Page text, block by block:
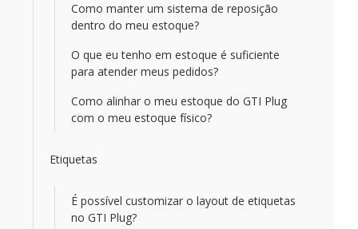
Como manter um sistema de reposição
dentro do meu estoque?
O que eu tenho em estoque é suficiente
para atender meus pedidos?
Como alinhar o meu estoque do GTI Plug
com o meu estoque físico?
Etiquetas
É possível customizar o layout de etiquetas
no GTI Plug?